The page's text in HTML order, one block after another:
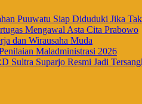
Puuwatu Siap Diduduki Jika
Mengawal Asta Cita Prabowo
dan Wirausaha Muda
Maladministrasi 2026
Sultra Suparjo Resmi Jadi